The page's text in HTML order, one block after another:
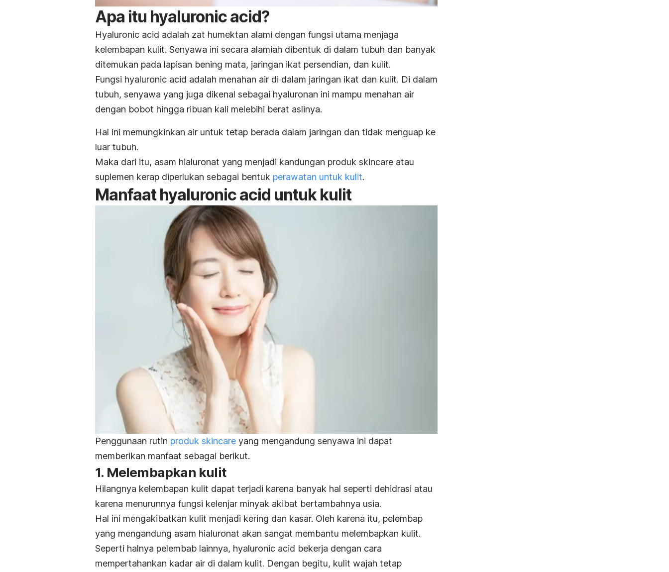
Apa itu hyaluronic acid?
Hyaluronic acid adalah zat humektan alami dengan fungsi utama menjaga
kelembapan kulit. Senyawa ini secara alamiah dibentuk di dalam tubuh dan banyak
ditemukan pada lapisan bening mata, jaringan ikat persendian, dan kulit.
Fungsi hyaluronic acid adalah menahan air di dalam jaringan ikat dan kulit. Di dalam
tubuh, senyawa yang juga dikenal sebagai hyaluronan ini mampu menahan air
dengan bobot hingga ribuan kali melebihi berat aslinya.
Hal ini memungkinkan air untuk tetap berada dalam jaringan dan tidak menguap ke
luar tubuh.
Maka dari itu, asam hialuronat yang menjadi kandungan produk skincare atau
suplemen kerap diperlukan sebagai bentuk perawatan untuk kulit.
Manfaathyaluronic acid untuk kulit
Penggunaan rutin produk skincare yang mengandung senyawa ini dapat
memberikan manfaat sebagai berikut.
1. Melembapkan kulit
Hilangnya kelembapan kulit dapat terjadi karena banyak hal seperti dehidrasi atau
karena menurunnya fungsi kelenjar minyak akibat bertambahnya usia.
Hal ini mengakibatkan kulit menjadi kering dan kasar. Oleh karena itu, pelembap
yang mengandung asam hialuronat akan sangat membantu melembapkan kulit.
Seperti halnya pelembab lainnya, hyaluronic acid bekerja dengan cara
mempertahankan kadar air di dalam kulit. Dengan begitu, kulit wajah tetap